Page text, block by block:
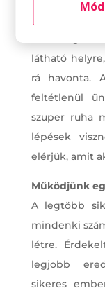
látható
rá havonta.
feltétlenül
szuper ruha
lépések
elérjük, amit
Működjünk
A legtöbb
mindenki
létre.
legjobb
sikeres